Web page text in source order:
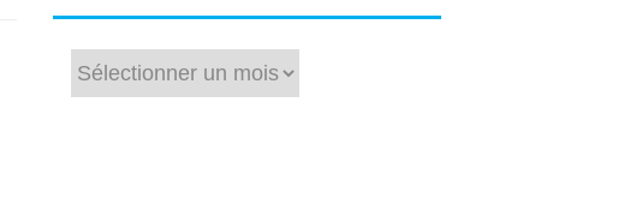
Archives